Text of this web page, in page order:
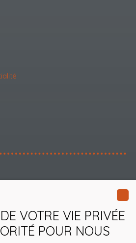
d'Hocquet
VOTRE VIE PRIVÉE
POUR NOUS